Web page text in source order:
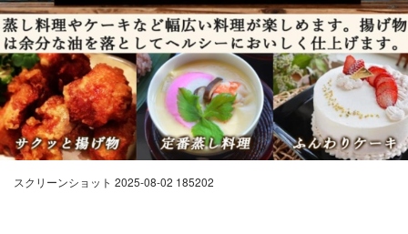
スクリーンショット 2025-08-02 185202